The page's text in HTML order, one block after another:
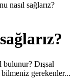
nasıl sağlarız?
Dışsal
gerekenler...